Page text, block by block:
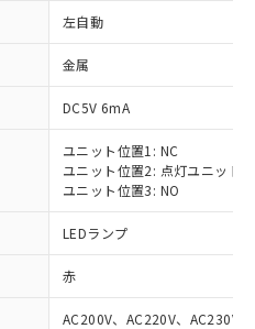
左自動
金属
DC5V 6mA
ユニット位置1: NC
ユニット位置2: 点灯ユニット
ユニット位置3: NO
LEDランプ
赤
AC200V、AC220V、AC230V